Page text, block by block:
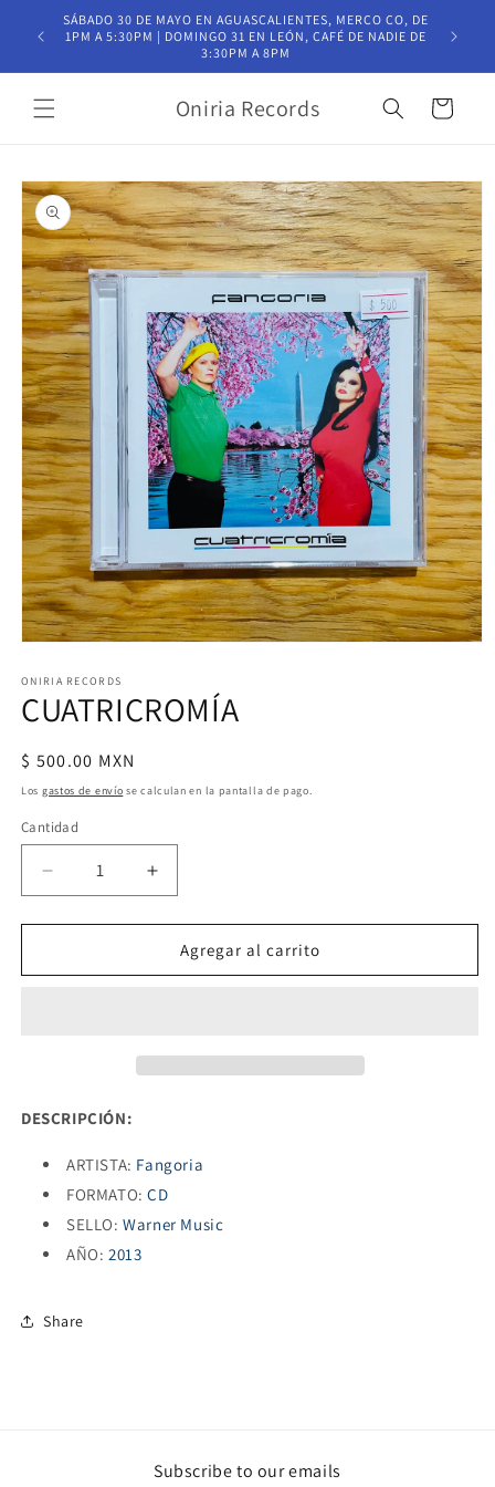
directamente
al contenido
SÁBADO 30 DE MAYO EN AGUASCALIENTES, MERCO CO, DE
1PM A 5:30PM | DOMINGO 31 EN LEÓN, CAFÉ DE NADIE DE
3:30PM A 8PM
Oniria Records Carrito
directamente
a la
información
del producto
multimedia
1
en
modal
ONIRIA RECORDS
CUATRICROMÍA
Precio
habitual
$ 500.00 MXN
Los gastos de envío se calculan en la pantalla de pago.
Cantidad
Reducir
cantidad
para
CUATRICROMÍA
Aumentar
cantidad
para
CUATRICROMÍA
Agregar al carrito
DESCRIPCIÓN:
ARTISTA: Fangoria
FORMATO:CD
SELLO: Warner Music
AÑO: 2013
Share
Subscribe to our emails